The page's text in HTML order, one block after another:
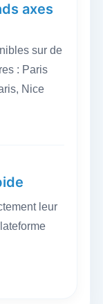
axes
sur de
: Paris
Nice
leur